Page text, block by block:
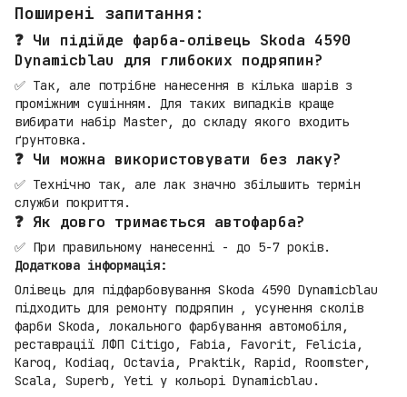
Поширені запитання:
❓ Чи підійде фарба-олівець Skoda 4590
Dynamicblau для глибоких подряпин?
✅ Так, але потрібне нанесення в кілька шарів з
проміжним сушінням. Для таких випадків краще
вибирати набір Master, до складу якого входить
ґрунтовка.
❓ Чи можна використовувати без лаку?
✅ Технічно так, але лак значно збільшить термін
служби покриття.
❓ Як довго тримається автофарба?
✅ При правильному нанесенні - до 5-7 років.
Додаткова інформація:
Олівець для підфарбовування Skoda 4590 Dynamicblau
підходить для ремонту подряпин , усунення сколів
фарби Skoda, локального фарбування автомобіля,
реставрації ЛФП Citigo, Fabia, Favorit, Felicia,
Karoq, Kodiaq, Octavia, Praktik, Rapid, Roomster,
Scala, Superb, Yeti у кольорі Dynamicblau.